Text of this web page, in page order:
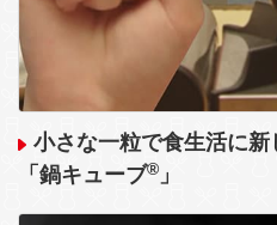
小さな一粒で食生活に
「鍋キューブ® 」